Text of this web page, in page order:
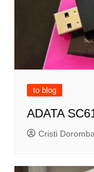
to blog
ADATA
Cristi